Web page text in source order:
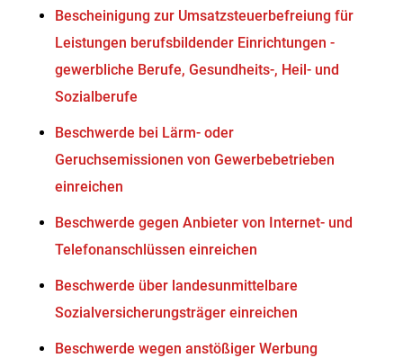
Bescheinigung zur Umsatzsteuerbefreiung für
Leistungen berufsbildender Einrichtungen -
gewerbliche Berufe, Gesundheits-, Heil- und
Sozialberufe
Beschwerde bei Lärm- oder
Geruchsemissionen von Gewerbebetrieben
einreichen
Beschwerde gegen Anbieter von Internet- und
Telefonanschlüssen einreichen
Beschwerde über landesunmittelbare
Sozialversicherungsträger einreichen
Beschwerde wegen anstößiger Werbung